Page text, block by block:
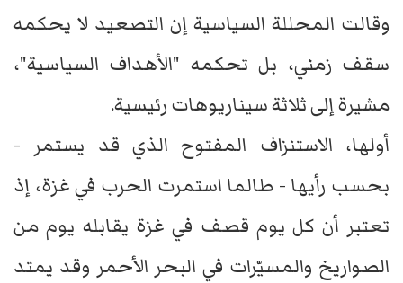
وقالت المحللة السياسية إن التصعيد لا يحكمه
سقف زمني، بل تحكمه "الأهداف السياسية"،
مشيرة إلى ثلاثة سيناريوهات رئيسية.
أولها، الاستنزاف المفتوح الذي قد يستمر -
بحسب رأيها - طالما استمرت الحرب في غزة، إذ
تعتبر أن كل يوم قصف في غزة يقابله يوم من
الصواريخ والمسيّرات في البحر الأحمر وقد يمتد